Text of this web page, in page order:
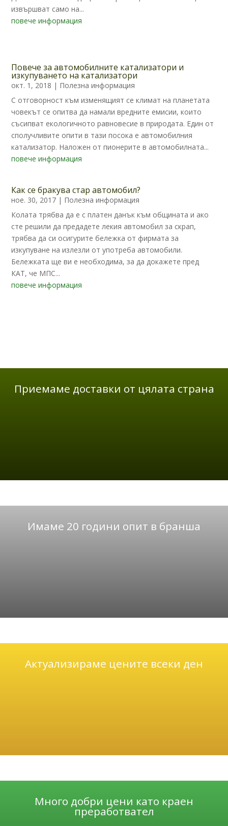
извършват само на...
повече информация
Повече за автомобилните катализатори и
изкупуването на катализатори
окт. 1, 2018 | Полезна информация
С отговорност към изменящият се климат на планетата
човекът се опитва да намали вредните емисии, които
съсипват екологичното равновесие в природата. Един от
сполучливите опити в тази посока е автомобилния
катализатор. Наложен от пионерите в автомобилната...
повече информация
Как се бракува стар автомобил?
ное. 30, 2017 | Полезна информация
Колата трябва да е с платен данък към общината и ако
сте решили да предадете лекия автомобил за скрап,
трябва да си осигурите бележка от фирмата за
изкупуване на излезли от употреба автомобили.
Бележката ще ви е необходима, за да докажете пред
КАТ, че МПС...
повече информация
Приемаме доставки от цялата страна
Имаме 20 години опит в бранша
Актуализираме цените всеки ден
Много добри цени като краен
преработвател